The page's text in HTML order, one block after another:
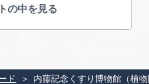
ド 内藤記念くすり博物館（植
の中を見る